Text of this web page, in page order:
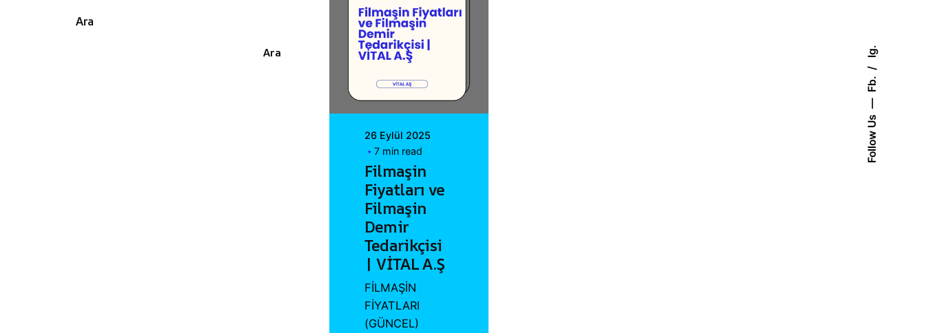
Follow Us
Fb.
Ig.
Ara
Ara Posted by
Vital A.Ş.
Webmaster
26 Eylül 2025
7 min read
Filmaşin
Fiyatları ve
Filmaşin
Demir
Tedarikçisi
| VİTAL A.Ş
FİLMAŞİN
FİYATLARI
(GÜNCEL)